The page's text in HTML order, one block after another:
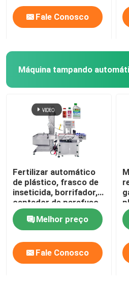
Fale Conosco
Máquina tampando
Fertilizar automático
de plástico, frasco de
inseticida, borrifador,
captador de parafuso,
máquina de tampar, 4
rodasMelhor preço
Fale Conosco